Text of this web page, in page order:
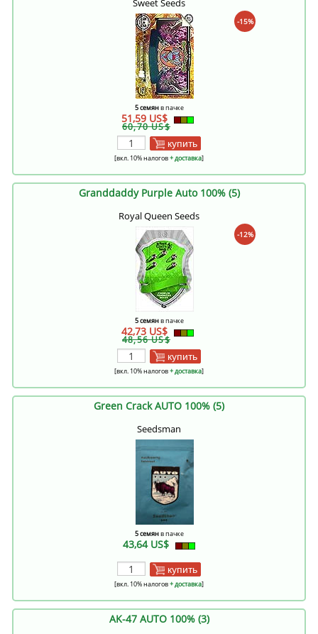
Sweet Seeds
-15%
5 семянв пачке
51,59 US$
60,70 US$
купить
[вкл. 10% налогов+ доставка]
Granddaddy Purple Auto 100% (5)
Royal Queen Seeds
-12%
5 семянв пачке
42,73 US$
48,56 US$
купить
[вкл. 10% налогов+ доставка]
Green Crack AUTO 100% (5)
Seedsman
5 семянв пачке
43,64 US$
купить
[вкл. 10% налогов+ доставка]
AK-47 AUTO 100% (3)